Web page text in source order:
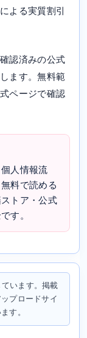
よる実質割引
認済みの公式
ます。無料範
ページで確認
人情報流
料で読める
トア・公式
す。
います。掲載
プロードサイ
す。